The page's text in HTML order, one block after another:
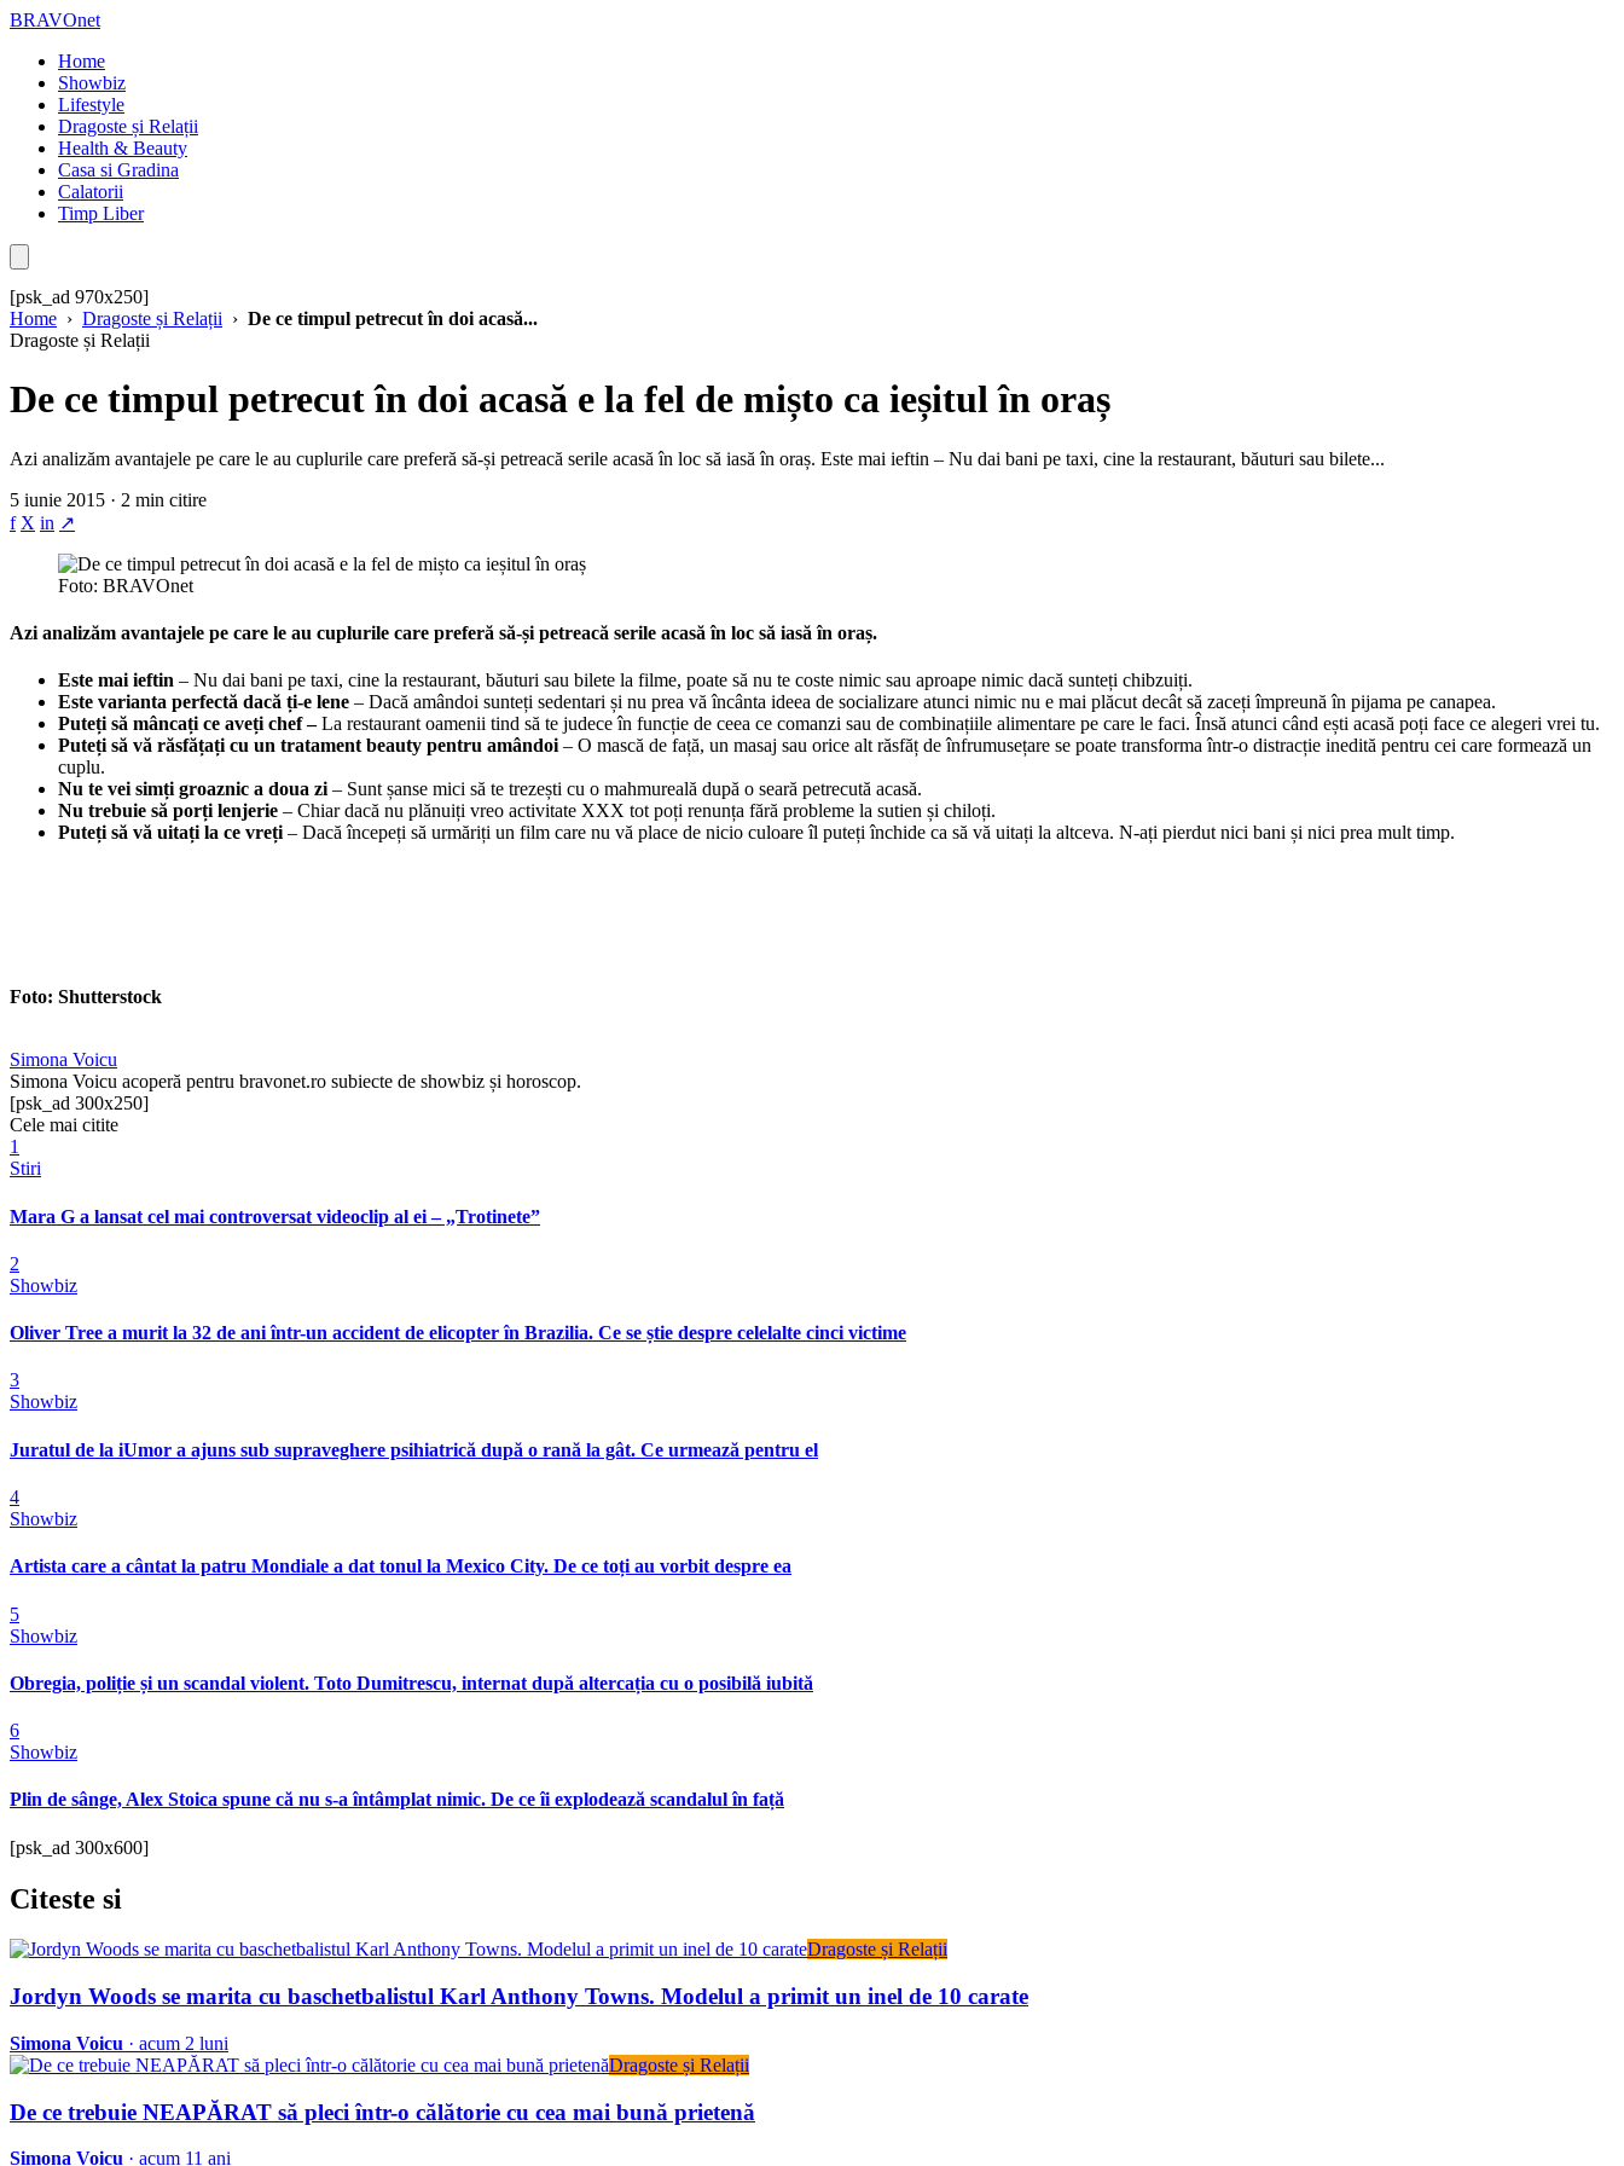
BRAVOnet
Home
Showbiz
Lifestyle
Dragoste și Relații
Health & Beauty
Casa si Gradina
Calatorii
Timp Liber
[psk_ad 970x250]
Home › Dragoste și Relații › De ce timpul petrecut în doi acasă...
Dragoste și Relații
De ce timpul petrecut în doi acasă e la fel de mișto ca ieșitul în oraș
Azi analizăm avantajele pe care le au cuplurile care preferă să-și petreacă serile acasă în loc să iasă în oraș. Este mai ieftin – Nu dai bani pe taxi, cine la restaurant, băuturi sau bilete...
5 iunie 2015 · 2 min citire
f X in ↗
Foto: BRAVOnet
Azi analizăm avantajele pe care le au cuplurile care preferă să-și petreacă serile acasă în loc să iasă în oraș.
Este mai ieftin – Nu dai bani pe taxi, cine la restaurant, băuturi sau bilete la filme, poate să nu te coste nimic sau aproape nimic dacă sunteți chibzuiți.
Este varianta perfectă dacă ți-e lene – Dacă amândoi sunteți sedentari și nu prea vă încânta ideea de socializare atunci nimic nu e mai plăcut decât să zaceți împreună în pijama pe canapea.
Puteți să mâncați ce aveți chef –La restaurant oamenii tind să te judece în funcție de ceea ce comanzi sau de combinațiile alimentare pe care le faci. Însă atunci când ești acasă poți face ce alegeri vrei tu.
Puteți să vă răsfățați cu un tratament beauty pentru amândoi– O mască de față, un masaj sau orice alt răsfăț de înfrumusețare se poate transforma într-o distracție inedită pentru cei care formează un
cuplu.
Nu te vei simți groaznic a doua zi– Sunt șanse mici să te trezești cu o mahmureală după o seară petrecută acasă.
Nu trebuie să porți lenjerie – Chiar dacă nu plănuiți vreo activitate XXX tot poți renunța fără probleme la sutien și chiloți.
Puteți să vă uitați la ce vreți– Dacă începeți să urmăriți un film care nu vă place de nicio culoare îl puteți închide ca să vă uitați la altceva. N-ați pierdut nici bani și nici prea mult timp.
Foto: Shutterstock
Simona Voicu
Simona Voicu acoperă pentru bravonet.ro subiecte de showbiz și horoscop.
[psk_ad 300x250]
Cele mai citite
1
Stiri
Mara G a lansat cel mai controversat videoclip al ei – „Trotinete”
2
Showbiz
Oliver Tree a murit la 32 de ani într-un accident de elicopter în Brazilia. Ce se știe despre celelalte cinci victime
3
Showbiz
Juratul de la iUmor a ajuns sub supraveghere psihiatrică după o rană la gât. Ce urmează pentru el
4
Showbiz
Artista care a cântat la patru Mondiale a dat tonul la Mexico City. De ce toți au vorbit despre ea
5
Showbiz
Obregia, poliție și un scandal violent. Toto Dumitrescu, internat după altercația cu o posibilă iubită
6
Showbiz
Plin de sânge, Alex Stoica spune că nu s-a întâmplat nimic. De ce îi explodează scandalul în față
[psk_ad 300x600]
Citeste si
Dragoste și Relații
Jordyn Woods se marita cu baschetbalistul Karl Anthony Towns. Modelul a primit un inel de 10 carate
Simona Voicu · acum 2 luni
Dragoste și Relații
De ce trebuie NEAPĂRAT să pleci într-o călătorie cu cea mai bună prietenă
Simona Voicu · acum 11 ani